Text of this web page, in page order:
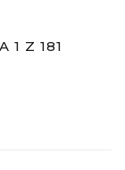
1 Z 181